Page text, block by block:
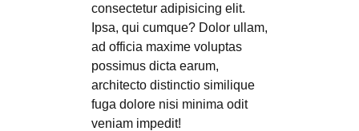
consectetur adipisicing elit.
Ipsa, qui cumque? Dolor ullam,
ad officia maxime voluptas
possimus dicta earum,
architecto distinctio similique
fuga dolore nisi minima odit
veniam impedit!